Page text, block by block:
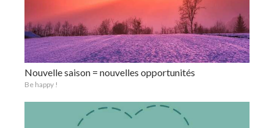
Nouvelle saison = nouvelles opportunités
Be happy !